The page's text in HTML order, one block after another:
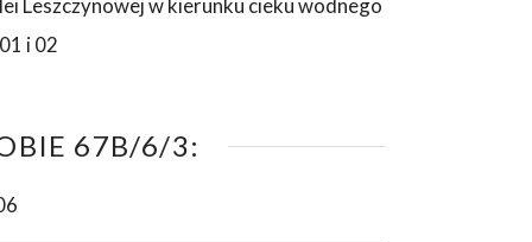
Leszczynowej w kierunku cieku wodnego
i 02
67B/6/3: